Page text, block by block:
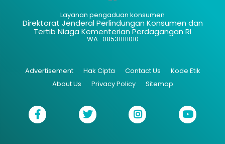
Layanan pengaduan konsumen
Direktorat Jenderal Perlindungan Konsumen dan
Tertib Niaga Kementerian Perdagangan RI
WA : 085311111010
Advertisement Hak Cipta Contact Us
Kode Etik
About Us
Privacy Policy Sitemap